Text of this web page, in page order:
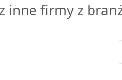
inne firmy z